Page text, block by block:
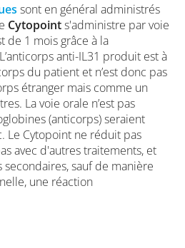
sont en général administrés
Cytopoints'administre par voie
de 1 mois grâce à la
anti-IL31 produit est à
du patient et n’est donc pas
étranger mais comme un
La voie orale n’est pas
(anticorps) seraient
Le Cytopoint ne réduit pas
avec d'autres traitements, et
sauf de manière
une réaction